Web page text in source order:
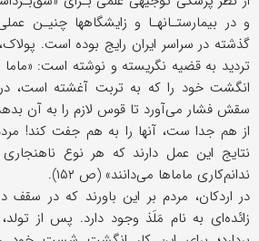
و در بیمارستـانهـا و زایشگاهها چنیـن
گذشته در سراسر ایران رایج بوده است.
تردید به قضیه نگریسته و نوشته است:
انگشت خود را که به تربت آغشته است،
سقش فشار می‌آورد تا قوس لازم را به آن
از هم جدا ست، آنها را به هم جفت کند!
نتایج این عمل دارند که هر نوع ناهنجاری
ندانم‌کاری ماماها می‌دانند» (ص ۱۵۲).
در اردکان، مردم بر این باورند که در سقف
زائده‌ای به نام مَلَذ وجود دارد. پس از تولد،